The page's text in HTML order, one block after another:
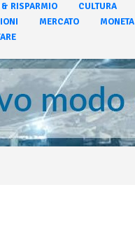
& RISPARMIO CULTURA
MERCATO MONETA